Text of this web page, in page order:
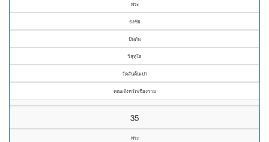
พระ
ธงชัย
ปันตัน
วิสุทฺโธ
วัดสันต้นเปา
คณะจังหวัดเชียงราย
35
พระ